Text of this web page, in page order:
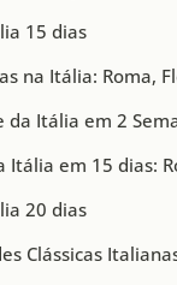
15 dias
na Itália: Roma,
da Itália em 2
Itália em 15 dias:
20 dias
Clássicas